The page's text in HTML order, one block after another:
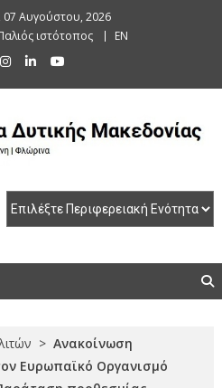
Αυγούστου, 2026
ιστότοπος EN
> Ανακοίνωση
Ευρωπαϊκό Οργανισμό